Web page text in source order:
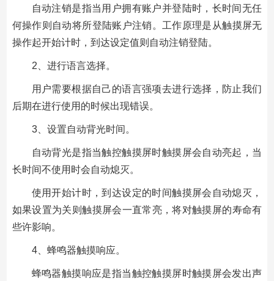
自动注销是指当用户拥有账户并登陆时，长时间无任
何操作则自动将所登陆账户注销。工作原理是从触摸屏无
操作起开始计时，到达设定值则自动注销登陆。
2、进行语言选择。
用户需要根据自己的语言强项去进行选择，防止我们
后期在进行使用的时候出现错误。
3、设置自动背光时间。
自动背光是指当触控触摸屏时触摸屏会自动亮起，当
长时间不使用时会自动熄灭。
使用开始计时，到达设定的时间触摸屏会自动熄灭，
如果设置为关则触摸屏会一直常亮，将对触摸屏的寿命有
些许影响。
4、蜂鸣器触摸响应。
蜂鸣器触摸响应是指当触控触摸屏时触摸屏会发出声